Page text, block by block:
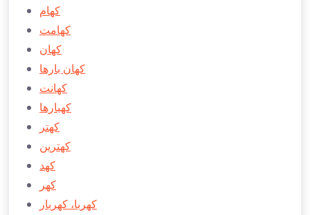
كهام
كهامت
كهان
كهان بارها
كهانت
كهبارها
كهتر
كهترين
كهد
كهر
كهربا، كهربار